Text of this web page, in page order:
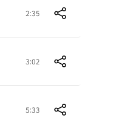
2:35
3:02
5:33